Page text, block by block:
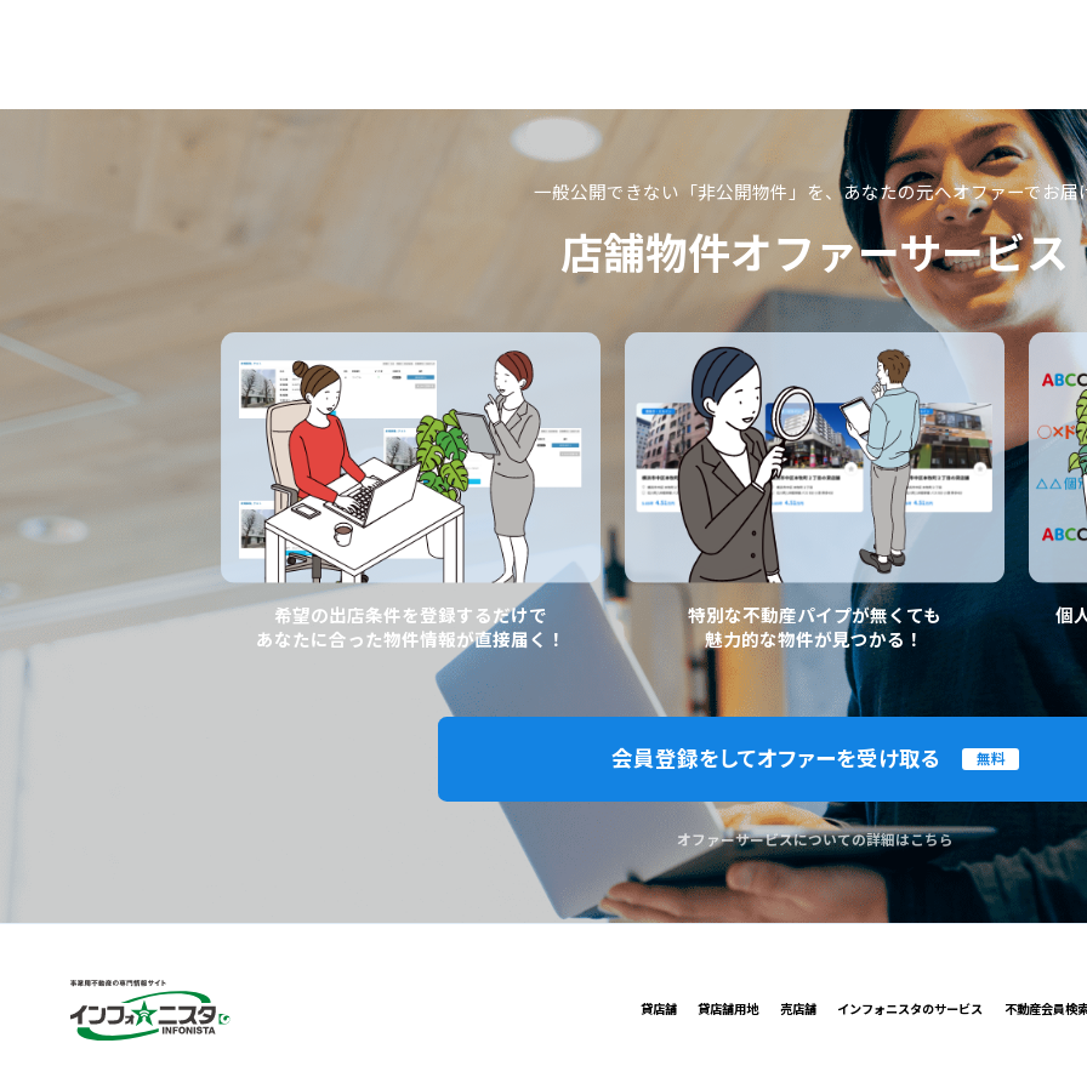
一般公開できない「非公開物件」を、あなたの元へオファーでお届
店舗物件オファーサービス
希望の出店条件を登録するだけで
あなたに合った物件情報が直接届く！
特別な不動産パイプが無くても
魅力的な物件が見つかる！
個
会員登録をしてオファーを受け取る 無料
オファーサービスについての詳細はこちら
貸店舗 貸店舗用地 売店舗 インフォニスタのサービス 不動産会員検